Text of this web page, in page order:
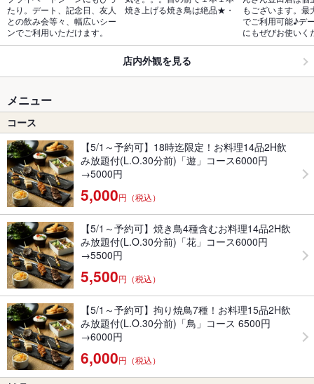
たり。デート、記念日、友人
との飲み会等々、幅広いシー
ンでご利用いただけます。
焼き上げる焼き鳥は絶品★・
もございます。最
でご利用可能♪デ
にもぜびお使いく
店内外観を見る
メニュー
コース
【5/1～予約可】18時迄限定！お料理14品2H飲
み放題付(L.O.30分前)「遊」コース6000円
→5000円
5,000円（税込）
【5/1～予約可】焼き鳥4種含むお料理14品2H飲
み放題付(L.O.30分前)「花」コース6000円
→5500円
5,500円（税込）
【5/1～予約可】拘り焼鳥7種！お料理15品2H飲
み放題付(L.O.30分前)「鳥」コース 6500円
→6000円
6,000円（税込）